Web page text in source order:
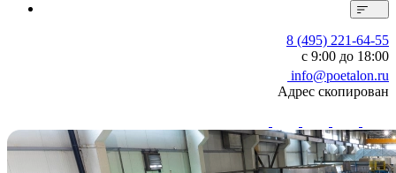
8 (495) 221-64-55
с 9:00 до 18:00
info@poetalon.ru
Адрес скопирован